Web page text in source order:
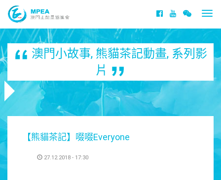
澳門小故事, 熊貓茶記動畫, 系列影
片
【熊貓茶記】啜啜Everyone
27.12.2018 - 17:30